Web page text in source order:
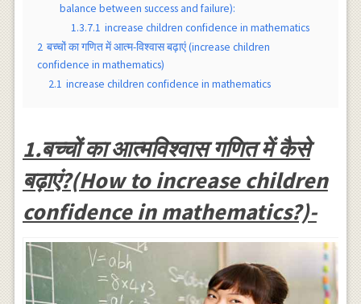
balance between success and failure):
1.3.7.1 increase children confidence in mathematics
2 बच्चों का गणित में आत्म-विश्वास बढ़ाएं (increase children
confidence in mathematics)
2.1 increase children confidence in mathematics
1.बच्चों का आत्मविश्वास गणित में कैसे
बढ़ाएं?(How to increase children
confidence in mathematics?)-